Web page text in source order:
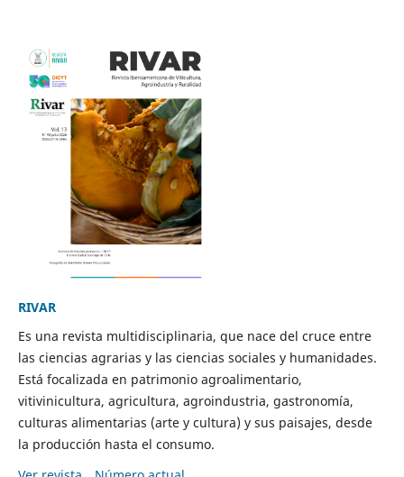
RIVAR
Es una revista multidisciplinaria, que nace del cruce entre
las ciencias agrarias y las ciencias sociales y humanidades.
Está focalizada en patrimonio agroalimentario,
vitivinicultura, agricultura, agroindustria, gastronomía,
culturas alimentarias (arte y cultura) y sus paisajes, desde
la producción hasta el consumo.